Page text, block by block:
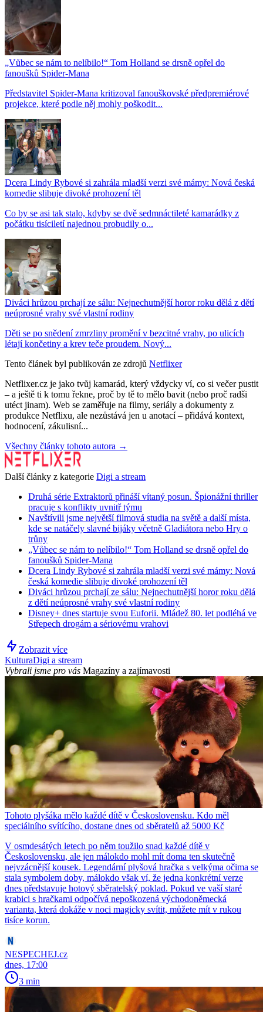
„Vůbec se nám to nelíbilo!“ Tom Holland se drsně opřel do
fanoušků Spider-Mana
Představitel Spider-Mana kritizoval fanouškovské předpremiérové
projekce, které podle něj mohly poškodit...
Dcera Lindy Rybové si zahrála mladší verzi své mámy: Nová česká
komedie slibuje divoké prohození těl
Co by se asi tak stalo, kdyby se dvě sedmnáctileté kamarádky z
počátku tisíciletí najednou probudily o...
Diváci hrůzou prchají ze sálu: Nejnechutnější horor roku dělá z dětí
neúprosné vrahy své vlastní rodiny
Děti se po snědení zmrzliny promění v bezcitné vrahy, po ulicích
létají končetiny a krev teče proudem. Nový...
Tento článek byl publikován ze zdrojů Netflixer
Netflixer.cz je jako tvůj kamarád, který vždycky ví, co si večer pustit
– a ještě ti k tomu řekne, proč by tě to mělo bavit (nebo proč radši
utéct jinam). Web se zaměřuje na filmy, seriály a dokumenty z
produkce Netflixu, ale nezůstává jen u anotací – přidává kontext,
hodnocení, zákulisní...
Všechny články tohoto autora →
Další články z kategorie Digi a stream
Druhá série Extraktorů přináší vítaný posun. Špionážní thriller
pracuje s konflikty uvnitř týmu
Navštívili jsme největší filmová studia na světě a další místa,
kde se natáčely slavné bijáky včetně Gladiátora nebo Hry o
trůny
„Vůbec se nám to nelíbilo!“ Tom Holland se drsně opřel do
fanoušků Spider-Mana
Dcera Lindy Rybové si zahrála mladší verzi své mámy: Nová
česká komedie slibuje divoké prohození těl
Diváci hrůzou prchají ze sálu: Nejnechutnější horor roku dělá
z dětí neúprosné vrahy své vlastní rodiny
Disney+ dnes startuje svou Euforii. Mládež 80. let podléhá ve
Střepech drogám a sériovému vrahovi
Zobrazit více
KulturaDigi a stream
Vybrali jsme pro vás Magazíny a zajímavosti
Tohoto plyšáka mělo každé dítě v Československu. Kdo měl
speciálního svítícího, dostane dnes od sběratelů až 5000 Kč
V osmdesátých letech po něm toužilo snad každé dítě v
Československu, ale jen málokdo mohl mít doma ten skutečně
nejvzácnější kousek. Legendární plyšová hračka s velkýma očima se
stala symbolem doby, málokdo však ví, že jedna konkrétní verze
dnes představuje hotový sběratelský poklad. Pokud ve vaší staré
krabici s hračkami odpočívá nepoškozená východoněmecká
varianta, která dokáže v noci magicky svítit, můžete mít v rukou
tisíce korun.
NESPECHEJ.cz
dnes, 17:00
3 min